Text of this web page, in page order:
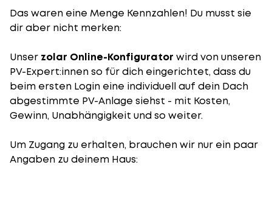
Das waren eine Menge Kennzahlen! Du musst sie
dir aber nicht merken:
Unser zolar Online-Konfigurator wird von unseren
PV-Expert:innen so für dich eingerichtet, dass du
beim ersten Login eine individuell auf dein Dach
abgestimmte PV-Anlage siehst - mit Kosten,
Gewinn, Unabhängigkeit und so weiter.
Um Zugang zu erhalten, brauchen wir nur ein paar
Angaben zu deinem Haus: